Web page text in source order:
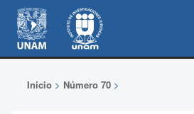
Inicio> Número 70>